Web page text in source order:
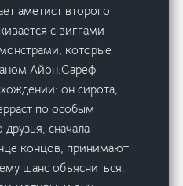
аметист второго
с виггами —
которые
Айон.Сареф
он сирота,
по особым
сначала
концов, принимают
шанс объясниться.